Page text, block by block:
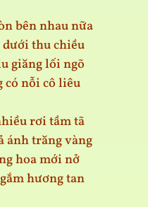
bên nhau nữa
thu chiều
giăng lối ngõ
có nỗi cô liêu
rơi tầm tã
ánh trăng vàng
hoa mới nở
hương tan